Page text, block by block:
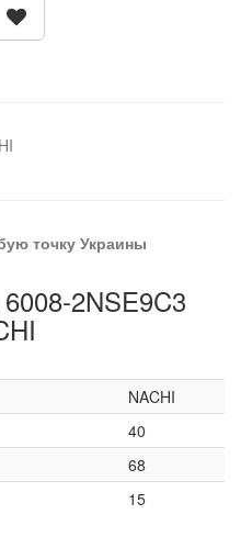
точку Украины
2NSE9C3
NACHI
40
68
15